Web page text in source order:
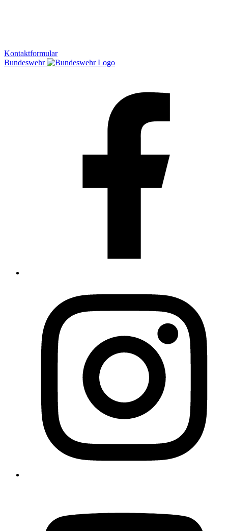
Kontaktformular
Bundeswehr